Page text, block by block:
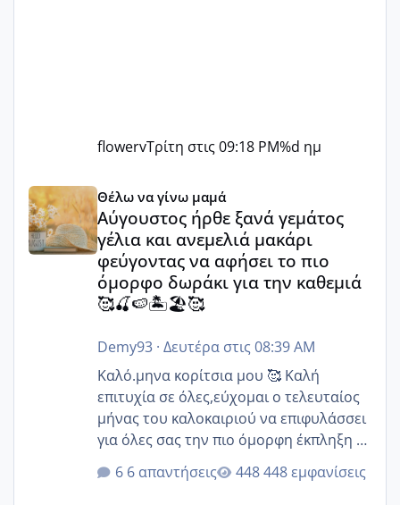
flowervΤρίτη στις 09:18 PM%d ημ
Αύγουστος ήρθε ξανά γεμάτος γέλια και ανεμελιά
Θέλω να γίνω μαμά
Αύγουστος ήρθε ξανά γεμάτος
γέλια και ανεμελιά μακάρι
φεύγοντας να αφήσει το πιο
όμορφο δωράκι για την καθεμιά
🥰🍒🍉🏝️🏖️🥰
Demy93· Δευτέρα στις 08:39 AM
Καλό.μηνα κορίτσια μου 🥰 Καλή
επιτυχία σε όλες,εύχομαι ο τελευταίος
μήνας του καλοκαιριού να επιφυλάσσει
για όλες σας την πιο όμορφη έκπληξη 🧿
@Elk @Melikara86 @Παρασκευαιδου
@Zenia z @melitiniღ @Christi.D.
6 απαντήσεις 448 εμφανίσεις